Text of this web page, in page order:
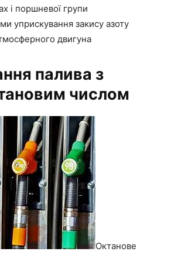
і поршневої групи
уприскування закису азоту
двигуна
палива з
числом
Октанове